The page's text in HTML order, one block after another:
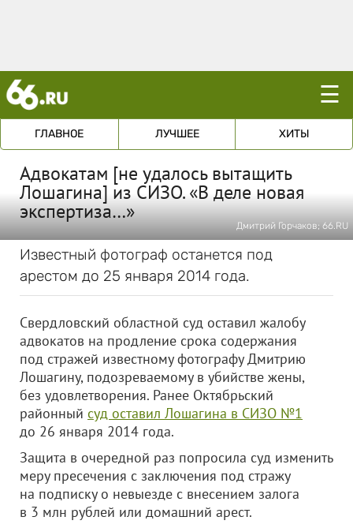
☰
ГЛАВНОЕ ЛУЧШЕЕ ХИТЫ
Адвокатам [не удалось вытащить
Лошагина] из СИЗО. «В деле новая
экспертиза…»
Дмитрий Горчаков; 66.RU
Известный фотограф останется под
арестом до 25 января 2014 года.
Свердловский областной суд оставил жалобу
адвокатов на продление срока содержания
под стражей известному фотографу Дмитрию
Лошагину, подозреваемому в убийстве жены,
без удовлетворения. Ранее Октябрьский
районный суд оставил Лошагина в СИЗО №1
до 26 января 2014 года.
Защита в очередной раз попросила суд изменить
меру пресечения с заключения под стражу
на подписку о невыезде с внесением залога
в 3 млн рублей или домашний арест.